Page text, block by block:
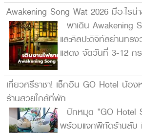
Awakening Song Wat 2026 มีอะไรน่
พาเดิน Awakening
และศิลปะดิจิทัลย่านทร
แสดง จัดวันที่ 3-12 ก
เที่ยวศรีราชา! เช็กอิน GO Hotel น้อ
ร้านสวยใกล้ที่พัก
ปักหมุด "GO Hotel
พร้อมแจกพิกัดร้านลับ